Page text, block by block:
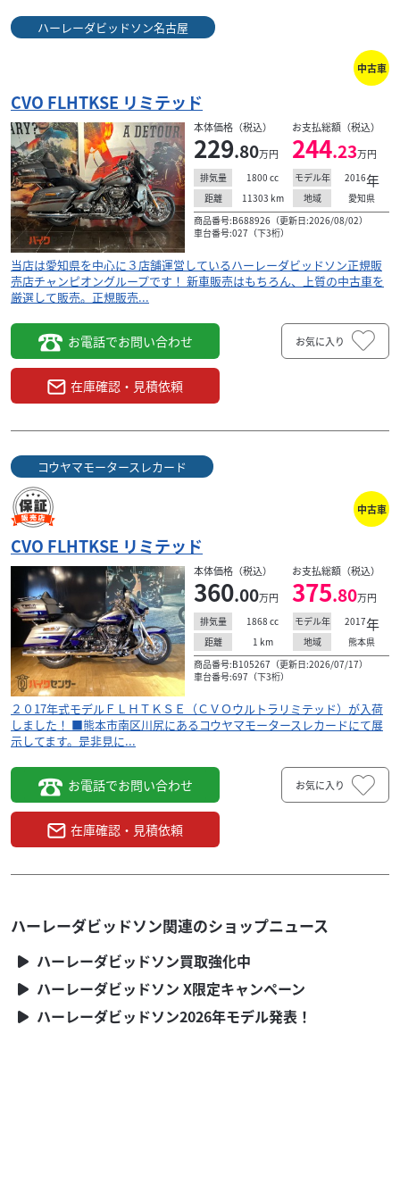
本体価格:390.00万円
バガースタイル！ カスタム総額６００万円以上！ 仕上がっ
たウルトラＣＶＯのバガーになります。１４インチハンド
ル、マフラー、独立管、エアクリ、トリプルツ...
CVO FLHTKSE リミテッド
本体価格:
当店は愛知県を中心に３店舗運営しているハーレーダビッ
ドソン正規販売店チャンピオングループです！ 新車販売は
もちろん、上質の中古車を厳選して販売。正規販売...
ハーレーダビッドソン コウヤマモータースレカード
CVO FLHTKSE リミテッド
360 .00 万円
２０17年式モデルＦＬＨＴＫＳＥ（ＣＶＯウルトラリミ
テッド）が入荷しました！ ■熊本市南区川尻にあるコウヤ
ハーレーダビッドソン名古屋
中古車
CVO FLHTKSE リミテッド
本体価格（税込）
229.80万円
お支払総額（税込）
244.23万円
排気量 1800 cc モデル年 2016年
距離 11303 km 地域
愛知県
商品番号:B688926（更新日:2026/08/02）
車台番号:027（下3桁）
当店は愛知県を中心に３店舗運営しているハーレーダビッドソン正規販
売店チャンピオングループです！ 新車販売はもちろん、上質の中古車を
厳選して販売。正規販売...
お電話でお問い合わせ
在庫確認・見積依頼
お気に入り
コウヤマモータースレカード
中古車
CVO FLHTKSE リミテッド
本体価格（税込）
360.00万円
お支払総額（税込）
375.80万円
排気量 1868 cc モデル年 2017年
距離 1 km 地域
熊本県
商品番号:B105267（更新日:2026/07/17）
車台番号:697（下3桁）
２０17年式モデルＦＬＨＴＫＳＥ（ＣＶＯウルトラリミテッド）が入荷
しました！ ■熊本市南区川尻にあるコウヤマモータースレカードにて展
示してます。是非見に...
お電話でお問い合わせ
在庫確認・見積依頼
お気に入り
ハーレーダビッドソン関連のショップニュース
ハーレーダビッドソン買取強化中
ハーレーダビッドソン X限定キャンペーン
ハーレーダビッドソン2026年モデル発表！